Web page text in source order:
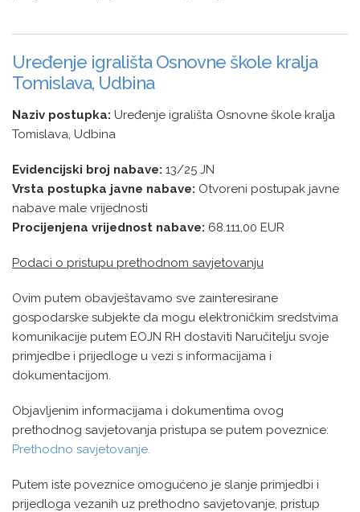
Uređenje igrališta Osnovne škole kralja
Tomislava, Udbina
Naziv postupka: Uređenje igrališta Osnovne škole kralja
Tomislava, Udbina
Evidencijski broj nabave: 13/25 JN
Vrsta postupka javne nabave: Otvoreni postupak javne
nabave male vrijednosti
Procijenjena vrijednost nabave: 68.111,00 EUR
Podaci o pristupu prethodnom savjetovanju
Ovim putem obavještavamo sve zainteresirane
gospodarske subjekte da mogu elektroničkim sredstvima
komunikacije putem EOJN RH dostaviti Naručitelju svoje
primjedbe i prijedloge u vezi s informacijama i
dokumentacijom.
Objavljenim informacijama i dokumentima ovog
prethodnog savjetovanja pristupa se putem poveznice:
Prethodno savjetovanje.
Putem iste poveznice omogućeno je slanje primjedbi i
prijedloga vezanih uz prethodno savjetovanje, pristup